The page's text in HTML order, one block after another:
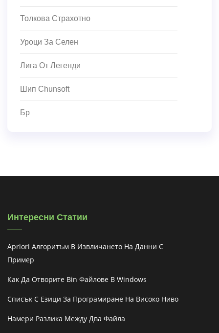
Толкова Страхотно
Уроци За Селен
Лига От Легенди
Шип Chunsoft
Бр
Интересни Статии
Apriori Алгоритъм В Извличането На Данни С
Пример
Как Да Отворите Bin Файлове В Windows
Списък С Езици За Програмиране На Високо Ниво
Намери Разлика Между Два Файла